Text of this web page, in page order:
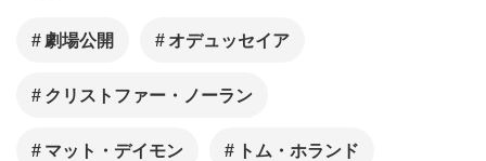
劇場公開 オデュッセイア
クリストファー・ノーラン
マット・デイモン トム・ホランド